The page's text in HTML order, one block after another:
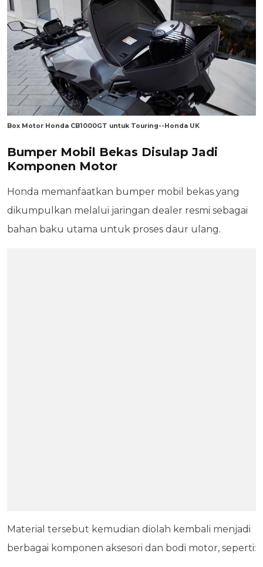
Box Motor Honda CB1000GT untuk Touring--Honda UK
Bumper Mobil Bekas Disulap Jadi
Komponen Motor
Honda memanfaatkan bumper mobil bekas yang
dikumpulkan melalui jaringan dealer resmi sebagai
bahan baku utama untuk proses daur ulang.
Material tersebut kemudian diolah kembali menjadi
berbagai komponen aksesori dan bodi motor, seperti: